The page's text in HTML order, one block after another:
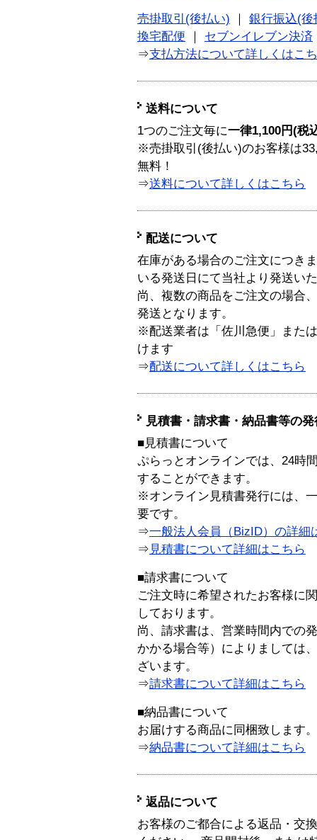
売掛取引(後払い)
銀行振込(後
換宅配便
セブンイレブン決済
⇒支払方法について詳しくはこ
送料について
1つのご注文毎に一律1,100円(税
※売掛取引(後払い)のお客様は
無料！
⇒送料について詳しくはこちら
配送について
在庫がある場合のご注文につき
いる発送日にて当社より発送い
尚、複数の商品をご注文の場合
発送となります。
※配送業者は「佐川急便」また
けます
⇒配送について詳しくはこちら
見積書・請求書・納品書等の
■見積書について
ぷらっとオンラインでは、24時
することができます。
※オンライン見積書発行には、
要です。
⇒一般法人会員（BizID）の詳細
⇒ 見積書について詳細はこちら
■請求書について
ご注文時に希望されたお客様に
しております。
尚、請求書は、営業時間内での
かかる場合等）によりましては
ざいます。
⇒請求書について詳細はこちら
■納品書について
お届けする商品に同梱致します。
⇒納品書について詳細はこちら
返品について
お客様のご都合による返品・交